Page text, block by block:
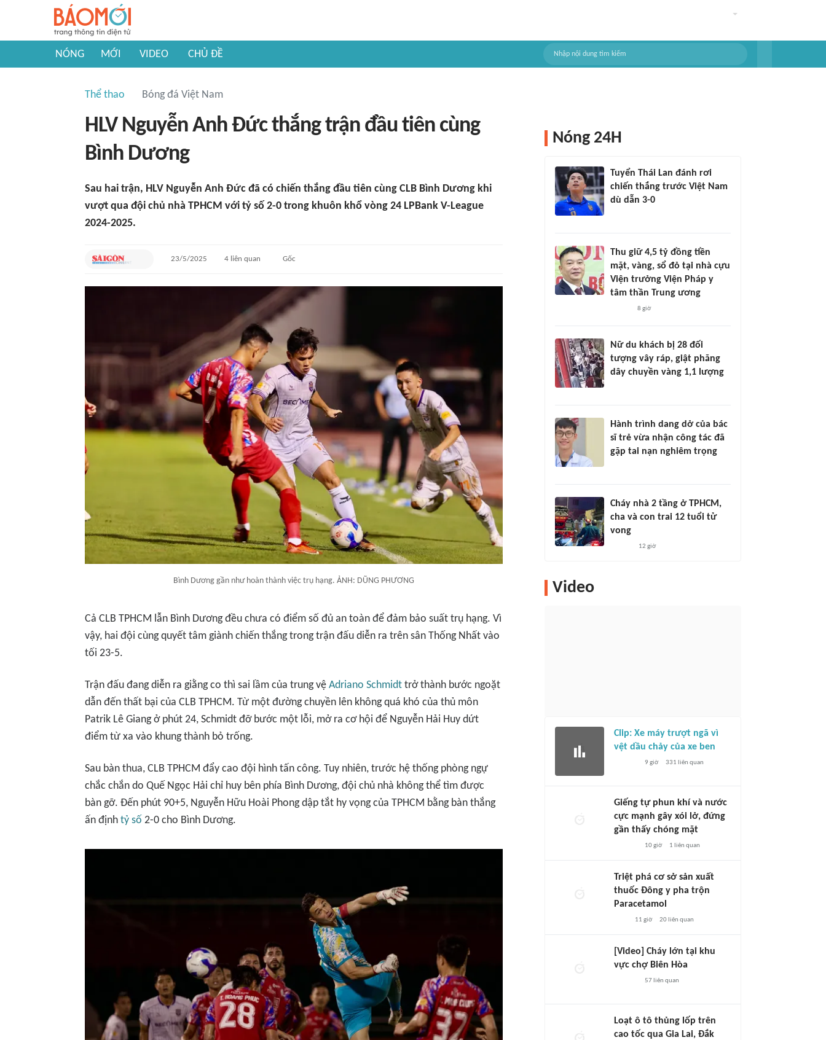
NÓNG MỚI VIDEO CHỦ ĐỀ
Thể thao Bóng đá Việt Nam
HLV Nguyễn Anh Đức thắng trận đầu tiên cùng
Bình Dương
Sau hai trận, HLV Nguyễn Anh Đức đã có chiến thắng đầu tiên cùng CLB Bình Dương khi
vượt qua đội chủ nhà TPHCM với tỷ số 2-0 trong khuôn khổ vòng 24 LPBank V-League
2024-2025.
23/5/2025 4liên quan Gốc
Bình Dương gần như hoàn thành việc trụ hạng. ẢNH: DŨNG PHƯƠNG
Cả CLB TPHCM lẫn Bình Dương đều chưa có điểm số đủ an toàn để đảm bảo suất trụ hạng. Vì
vậy, hai đội cùng quyết tâm giành chiến thắng trong trận đấu diễn ra trên sân Thống Nhất vào
tối 23-5.
Trận đấu đang diễn ra giằng co thì sai lầm của trung vệ Adriano Schmidt trở thành bước ngoặt
dẫn đến thất bại của CLB TPHCM. Từ một đường chuyền lên không quá khó của thủ môn
Patrik Lê Giang ở phút 24, Schmidt đỡ bước một lỗi, mở ra cơ hội để Nguyễn Hải Huy dứt
điểm từ xa vào khung thành bỏ trống.
Sau bàn thua, CLB TPHCM đẩy cao đội hình tấn công. Tuy nhiên, trước hệ thống phòng ngự
chắc chắn do Quế Ngọc Hải chỉ huy bên phía Bình Dương, đội chủ nhà không thể tìm được
bàn gỡ. Đến phút 90+5, Nguyễn Hữu Hoài Phong dập tắt hy vọng của TPHCM bằng bàn thắng
ấn định tỷ số 2-0 cho Bình Dương.
Nóng 24H
Tuyển Thái Lan đánh rơi
chiến thắng trước Việt Nam
dù dẫn 3-0
Thu giữ 4,5 tỷ đồng tiền
mặt, vàng, sổ đỏ tại nhà cựu
Viện trưởng Viện Pháp y
tâm thần Trung ương
8 giờ
Nữ du khách bị 28 đối
tượng vây ráp, giật phăng
dây chuyền vàng 1,1 lượng
Hành trình dang dở của bác
sĩ trẻ vừa nhận công tác đã
gặp tai nạn nghiêm trọng
Cháy nhà 2 tầng ở TPHCM,
cha và con trai 12 tuổi tử
vong
12 giờ
Video
Clip: Xe máy trượt ngã vì
vệt dầu chảy của xe ben
9 giờ 331 liên quan
Giếng tự phun khí và nước
cực mạnh gây xói lở, đứng
gần thấy chóng mặt
10 giờ 1 liên quan
Triệt phá cơ sở sản xuất
thuốc Đông y pha trộn
Paracetamol
11 giờ 20liên quan
[Video] Cháy lớn tại khu
vực chợ Biên Hòa
57liên quan
Loạt ô tô thủng lốp trên
cao tốc qua Gia Lai, Đắk